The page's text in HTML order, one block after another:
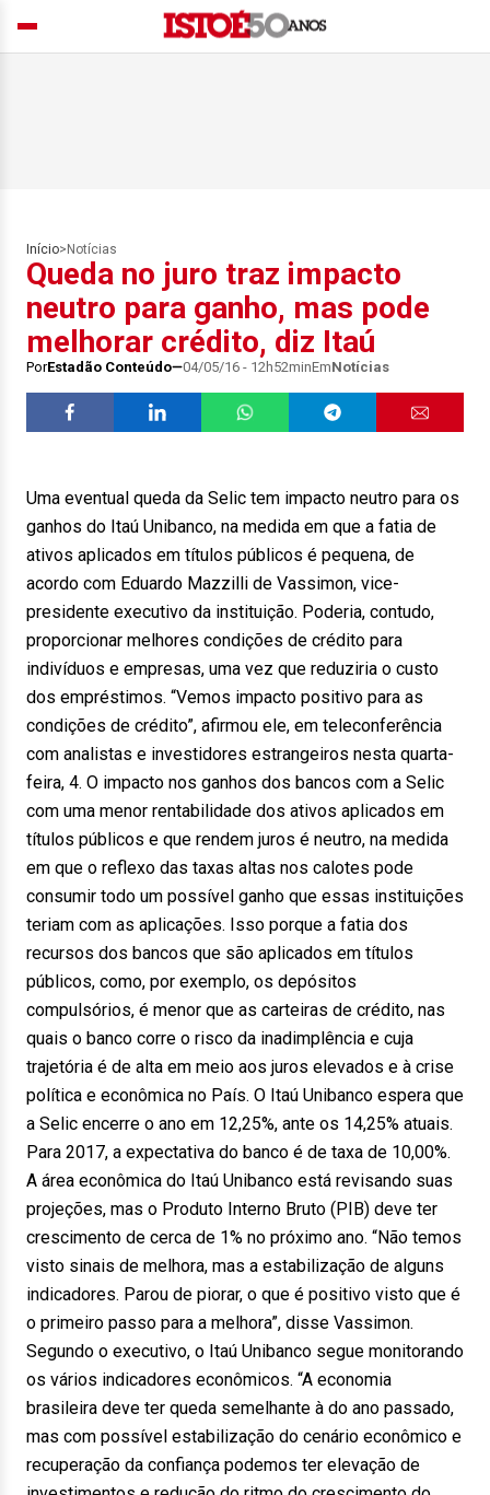
Início> Notícias
Queda no juro traz impacto
neutro para ganho, mas pode
melhorar crédito, diz Itaú
PorEstadão Conteúdo 04/05/16 - 12h52minEmNotícias
Uma eventual queda da Selic tem impacto neutro para os
ganhos do Itaú Unibanco, na medida em que a fatia de
ativos aplicados em títulos públicos é pequena, de
acordo com Eduardo Mazzilli de Vassimon, vice-
presidente executivo da instituição. Poderia, contudo,
proporcionar melhores condições de crédito para
indivíduos e empresas, uma vez que reduziria o custo
dos empréstimos. “Vemos impacto positivo para as
condições de crédito”, afirmou ele, em teleconferência
com analistas e investidores estrangeiros nesta quarta-
feira, 4. O impacto nos ganhos dos bancos com a Selic
com uma menor rentabilidade dos ativos aplicados em
títulos públicos e que rendem juros é neutro, na medida
em que o reflexo das taxas altas nos calotes pode
consumir todo um possível ganho que essas instituições
teriam com as aplicações. Isso porque a fatia dos
recursos dos bancos que são aplicados em títulos
públicos, como, por exemplo, os depósitos
compulsórios, é menor que as carteiras de crédito, nas
quais o banco corre o risco da inadimplência e cuja
trajetória é de alta em meio aos juros elevados e à crise
política e econômica no País. O Itaú Unibanco espera que
a Selic encerre o ano em 12,25%, ante os 14,25% atuais.
Para 2017, a expectativa do banco é de taxa de 10,00%.
A área econômica do Itaú Unibanco está revisando suas
projeções, mas o Produto Interno Bruto (PIB) deve ter
crescimento de cerca de 1% no próximo ano. “Não temos
visto sinais de melhora, mas a estabilização de alguns
indicadores. Parou de piorar, o que é positivo visto que é
o primeiro passo para a melhora”, disse Vassimon.
Segundo o executivo, o Itaú Unibanco segue monitorando
os vários indicadores econômicos. “A economia
brasileira deve ter queda semelhante à do ano passado,
mas com possível estabilização do cenário econômico e
recuperação da confiança podemos ter elevação de